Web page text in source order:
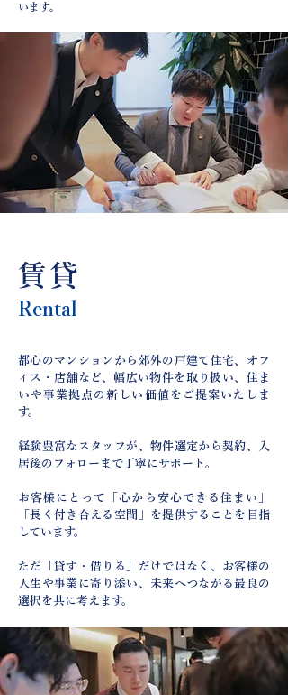
います。
賃貸
Rental
都心のマンションから郊外の戸建て住宅、オフ
ィス・店舗など、幅広い物件を取り扱い、住ま
いや事業拠点の新しい価値をご提案いたしま
す。
経験豊富なスタッフが、物件選定から契約、入
居後のフォローまで丁寧にサポート。
お客様にとって「心から安心できる住まい」
「長く付き合える空間」を提供することを目指
しています。
ただ「貸す・借りる」だけではなく、お客様の
人生や事業に寄り添い、未来へつながる最良の
選択を共に考えます。